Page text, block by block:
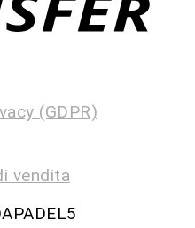
(GDPR)
vendita